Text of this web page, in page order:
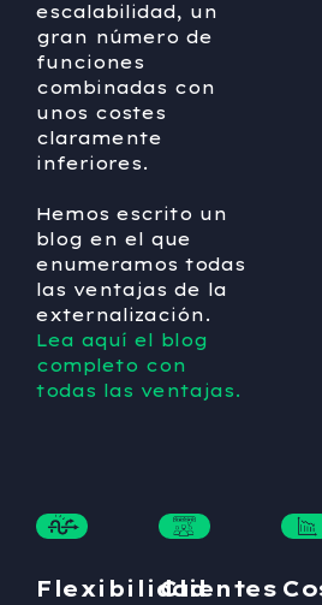
escalabilidad, un
gran número de
funciones
combinadas con
unos costes
claramente
inferiores.
Hemos escrito un
blog en el que
enumeramos todas
las ventajas de la
externalización.
Lea aquí el blog
completo con
todas las ventajas.
FlexibilidadClientes